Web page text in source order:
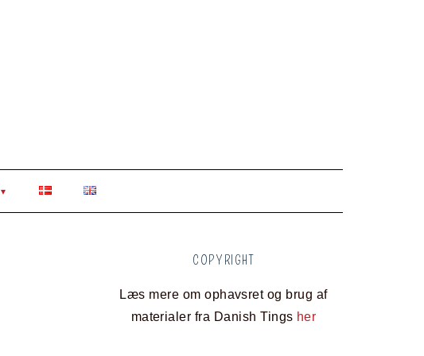
COPYRIGHT
Læs mere om ophavsret og brug af
materialer fra Danish Tings her